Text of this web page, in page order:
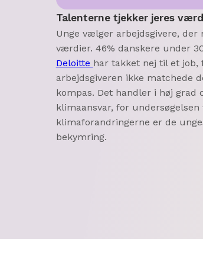
Talenterne tjekker jeres
Unge vælger arbejdsgivere, der
værdier. 46% danskere under
Deloitte har takket nej til et job,
arbejdsgiveren ikke matchede
kompas. Det handler i høj grad
klimaansvar, for undersøgelsen
klimaforandringerne er de
bekymring.